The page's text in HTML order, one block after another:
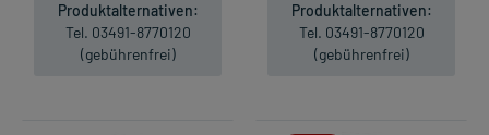
Produktalternativen:
Tel. 03491-8770120
(gebührenfrei)
Produktalternativen:
Tel. 03491-8770120
(gebührenfrei)